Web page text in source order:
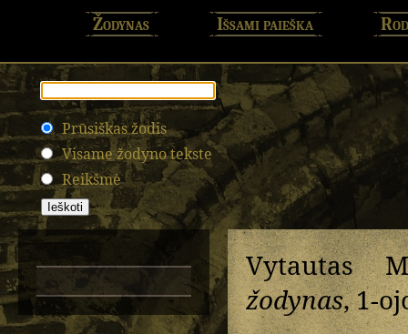
Žodynas Išsami paieška
Prūsiškas žodis
Visame žodyno tekste
Reikšmė
Vytautas
žodynas, 1-